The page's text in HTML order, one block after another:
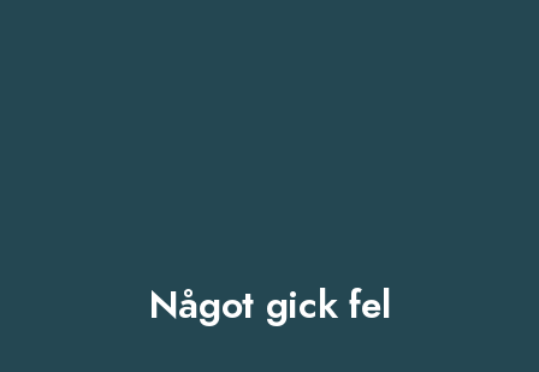
Något gick fel